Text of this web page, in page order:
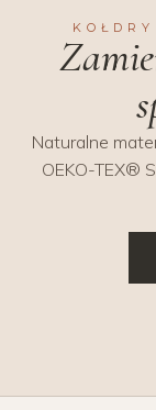
Naturalne
OEKO-TEX®